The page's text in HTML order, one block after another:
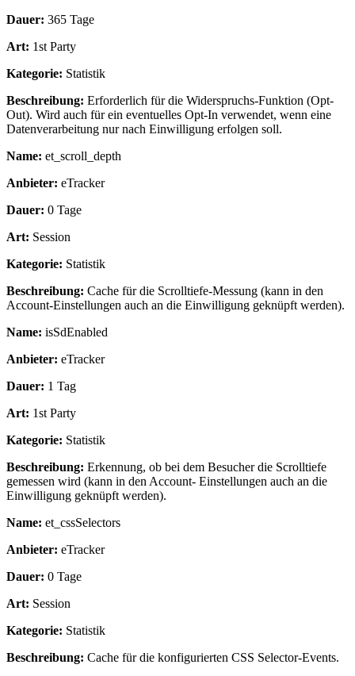
Dauer: 365 Tage
Art: 1st Party
Kategorie: Statistik
Beschreibung: Erforderlich für die Widerspruchs-Funktion (Opt-
Out). Wird auch für ein eventuelles Opt-In verwendet, wenn eine
Datenverarbeitung nur nach Einwilligung erfolgen soll.
Name: et_scroll_depth
Anbieter: eTracker
Dauer: 0 Tage
Art: Session
Kategorie: Statistik
Beschreibung: Cache für die Scrolltiefe-Messung (kann in den
Account-Einstellungen auch an die Einwilligung geknüpft werden).
Name: isSdEnabled
Anbieter: eTracker
Dauer: 1 Tag
Art: 1st Party
Kategorie: Statistik
Beschreibung: Erkennung, ob bei dem Besucher die Scrolltiefe
gemessen wird (kann in den Account- Einstellungen auch an die
Einwilligung geknüpft werden).
Name: et_cssSelectors
Anbieter: eTracker
Dauer: 0 Tage
Art: Session
Kategorie: Statistik
Beschreibung: Cache für die konfigurierten CSS Selector-Events.